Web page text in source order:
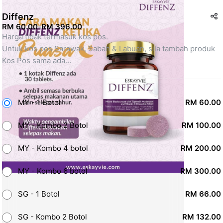
Diffenz
RM 60.00-RM 396.00
Harga tidak termasuk kos pos.
Untuk kos pos Sarawak, Sabah & Labuan, sila tambah produk
Kos Pos sama ada
- Ninjavan @
- Pos Laju Malaysia
*Jika kos pos melibihi had, bayaran tambahan akan dimaklum
kemudian.
MY - 1 Botol RM 60.00
MY - Kombo 2 Botol RM 100.00
MY - Kombo 4 botol RM 200.00
MY - Kombo 6 botol RM 300.00
SG - 1 Botol RM 66.00
SG - Kombo 2 Botol RM 132.00